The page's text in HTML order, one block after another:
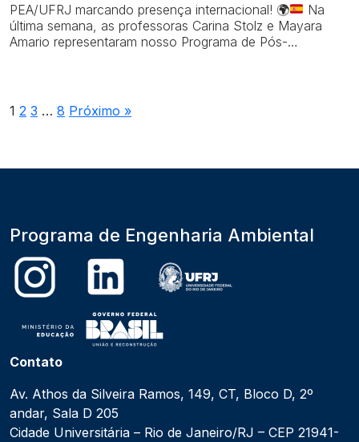
PEA/UFRJ marcando presença internacional! 🌍
Na
última semana, as professoras Carina Stolz e Mayara
Amario representaram nosso Programa de Pós-
1 2 3 … 8 Próximo »
Programa de Engenharia Ambiental
Contato
Av. Athos da Silveira Ramos, 149, CT, Bloco D, 2º
andar, Sala D 205
Cidade Universitária – Rio de Janeiro/RJ – CEP 21941-